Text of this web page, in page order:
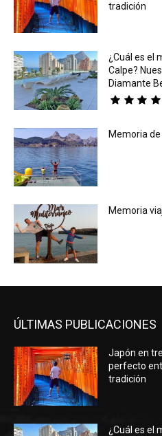
tradición
¿Cuál es el
Calpe?
Diamante
Memoria
Memoria
ÚLTIMAS PUBLICACIONES
Japón en
perfecto
tradición
¿Cuál es el